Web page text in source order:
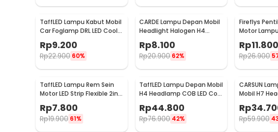
TaffLED Lampu Kabut Mobil
Car Foglamp DRL LED Cool
Rp9.200
Rp22.900 60%
CARDE Lampu Depan Mobil
Headlight Halogen H4
Natural White 100/90W 1PC
- P43T
Rp8.100
Rp20.900 62%
Fireflys
Motor
Multicolor
Rp11.800
Rp26.900
TaffLED Lampu Rem Sein
Motor LED Strip Flexible 2in1
Color 12V 20cm
Rp7.800
Rp19.900 61%
TaffLED Lampu Depan Mobil
H4 Headlamp COB LED Cool
White 36W 2 PCS - C6
Rp44.800
Rp76.900 42%
CARSUN
Mobil H7
LED Cool
C6
Rp
Rp59.900